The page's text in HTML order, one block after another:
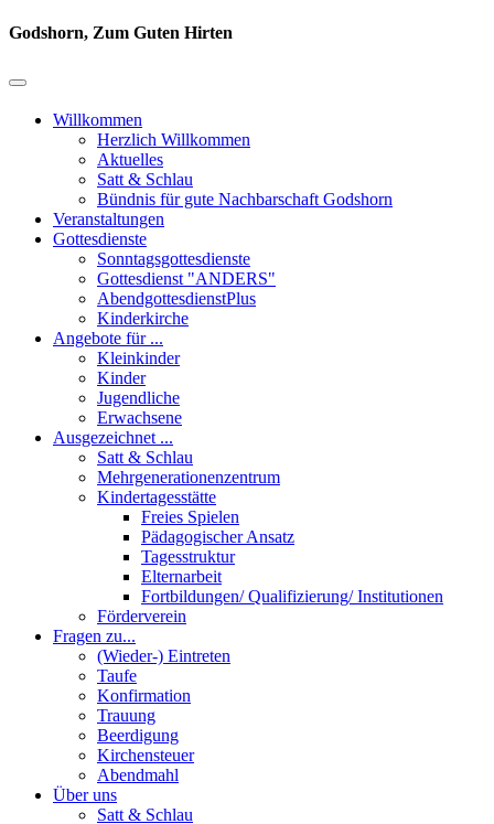
Godshorn, Zum Guten Hirten
Willkommen
Herzlich Willkommen
Aktuelles
Satt & Schlau
Bündnis für gute Nachbarschaft Godshorn
Veranstaltungen
Gottesdienste
Sonntagsgottesdienste
Gottesdienst "ANDERS"
AbendgottesdienstPlus
Kinderkirche
Angebote für ...
Kleinkinder
Kinder
Jugendliche
Erwachsene
Ausgezeichnet ...
Satt & Schlau
Mehrgenerationenzentrum
Kindertagesstätte
Freies Spielen
Pädagogischer Ansatz
Tagesstruktur
Elternarbeit
Fortbildungen/ Qualifizierung/ Institutionen
Förderverein
Fragen zu...
(Wieder-) Eintreten
Taufe
Konfirmation
Trauung
Beerdigung
Kirchensteuer
Abendmahl
Über uns
Satt & Schlau